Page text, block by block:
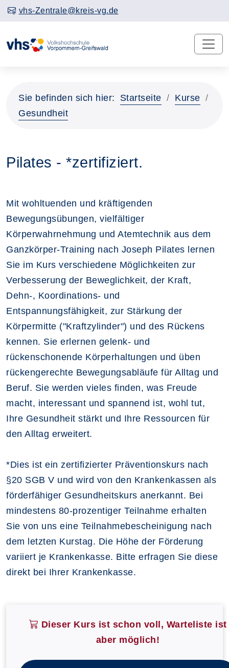
vhs-Zentrale@kreis-vg.de
Sie befinden sich hier: Startseite
Kurse
Gesundheit
Pilates - *zertifiziert.
Mit wohltuenden und kräftigenden
Bewegungsübungen, vielfältiger
Körperwahrnehmung und Atemtechnik aus dem
Ganzkörper-Training nach Joseph Pilates lernen
Sie im Kurs verschiedene Möglichkeiten zur
Verbesserung der Beweglichkeit, der Kraft,
Dehn-, Koordinations- und
Entspannungsfähigkeit, zur Stärkung der
Körpermitte ("Kraftzylinder") und des Rückens
kennen. Sie erlernen gelenk- und
rückenschonende Körperhaltungen und üben
rückengerechte Bewegungsabläufe für Alltag und
Beruf. Sie werden vieles finden, was Freude
macht, interessant und spannend ist, wohl tut,
Ihre Gesundheit stärkt und Ihre Ressourcen für
den Alltag erweitert.
*Dies ist ein zertifizierter Präventionskurs nach
§20 SGB V und wird von den Krankenkassen als
förderfähiger Gesundheitskurs anerkannt. Bei
mindestens 80-prozentiger Teilnahme erhalten
Sie von uns eine Teilnahmebescheinigung nach
dem letzten Kurstag. Die Höhe der Förderung
variiert je Krankenkasse. Bitte erfragen Sie diese
direkt bei Ihrer Krankenkasse.
Dieser Kurs ist schon voll, Warteliste ist
aber möglich!